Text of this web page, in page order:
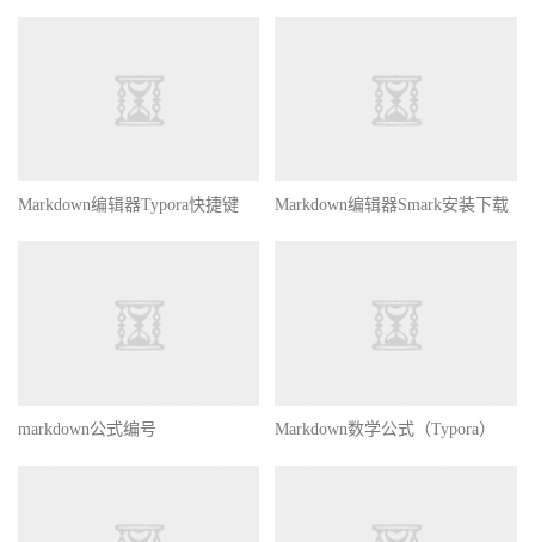
Markdown编辑器Typora快捷键 Markdown编辑器Smark安装下载
markdown公式编号 Markdown数学公式（Typora）